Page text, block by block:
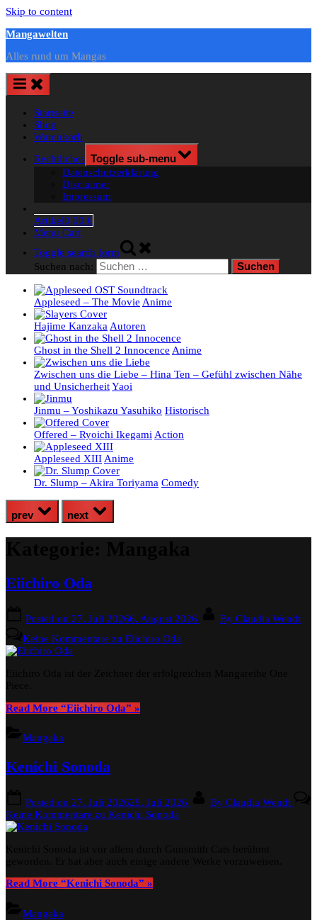
Skip to content
Mangawelten
Alles rund um Mangas
Startseite
Shop
Warenkorb
Rechtliches Toggle sub-menu
Datenschutzerklärung
Disclaimer
Impressum
Artikel0,00 €
Menu Cart
Toggle search form
Suchen nach:
Appleseed – The Movie Anime
Hajime KanzakaAutoren
Ghost in the Shell 2 Innocence Anime
Zwischen uns die Liebe – Hina Ten – Gefühl zwischen Nähe
und UnsicherheitYaoi
Jinmu – Yoshikazu Yasuhiko Historisch
Offered – Ryoichi IkegamiAction
Appleseed XIIIAnime
Dr. Slump – Akira Toriyama Comedy
prev next
Eiichiro Oda
Posted on 27. Juli 20266. August 2026 By Claudia Wendt
Keine Kommentare zu Eiichiro Oda
Read More “Eiichiro Oda” »
Mangaka
Kenichi Sonoda
Posted on 27. Juli 202629. Juli 2026 By Claudia Wendt
Keine Kommentare zu Kenichi Sonoda
Read More “Kenichi Sonoda” »
Mangaka